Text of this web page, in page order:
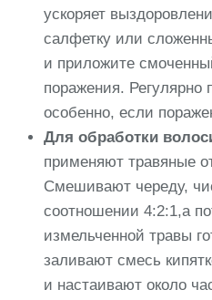
ускоряет
салфетку или
и приложите
поражения. Регулярно
особенно, если
Для обработки
применяют травяные
Смешивают череду,
соотношении 4:2:1,а
измельченной травы
заливают смесь
и настаивают около